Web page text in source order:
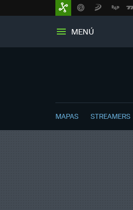
MENÚ
MAPAS STREAMERS